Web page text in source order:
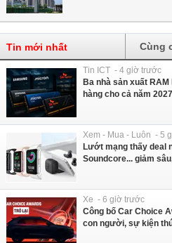
Tin mới nhất Cùng
Tin ICT - 4 giờ trước
Ba nhà sản xuất
hàng cho cả năm 2027
Xem - Mua - Luôn - 5
Lướt mạng thấy deal
Soundcore... giảm
Xe - 6 giờ trước
Công bố Car Choice
con người, sự kiện